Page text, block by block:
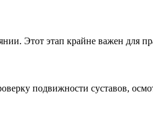
Этот этап крайне важен для
подвижности суставов,